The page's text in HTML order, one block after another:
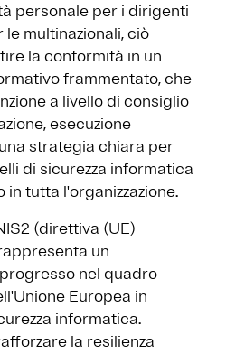
personale per i dirigenti
le multinazionali, ciò
la conformità in un
frammentato, che
a livello di consiglio
esecuzione
strategia chiara per
di sicurezza informatica
in tutta l'organizzazione.
(direttiva (UE)
un
nel quadro
Europea in
informatica.
la resilienza